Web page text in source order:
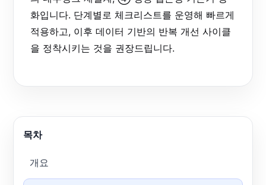
화입니다. 단계별로 체크리스트를 운영해 빠르게
적용하고, 이후 데이터 기반의 반복 개선 사이클
을 정착시키는 것을 권장드립니다.
목차
개요